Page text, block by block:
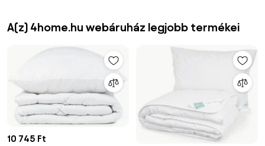
A(z) 4home.hu webáruház legjobb termékei
10 745 Ft